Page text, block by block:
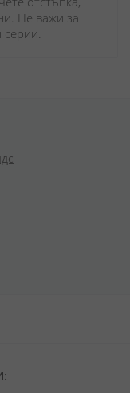
Не важи за
серии.